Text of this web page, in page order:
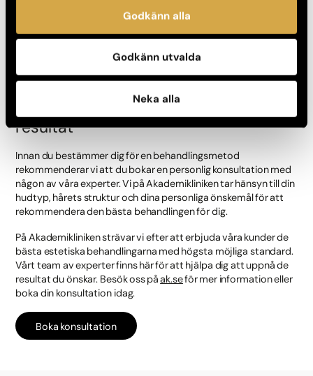
Godkänn alla
Godkänn utvalda
Neka alla
oönskat hår. Med det sagt är resultaten däremot inte
rekommenderar alltid att du testar produkten på en liten
hudyta först för att säkerställa att du inte är överkänslig mot
Personlig konsultation för bästa
resultat
Innan du bestämmer dig för en behandlingsmetod
rekommenderar vi att du bokar en personlig konsultation med
någon av våra experter. Vi på Akademikliniken tar hänsyn till din
hudtyp, hårets struktur och dina personliga önskemål för att
rekommendera den bästa behandlingen för dig.
På Akademikliniken strävar vi efter att erbjuda våra kunder de
bästa estetiska behandlingarna med högsta möjliga standard.
Vårt team av experter finns här för att hjälpa dig att uppnå de
resultat du önskar. Besök oss påak.seför mer information eller
boka din konsultation idag.
Boka konsultation